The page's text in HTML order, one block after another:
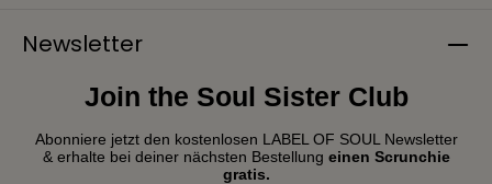
Newsletter
Join the Soul Sister Club
Abonniere jetzt den kostenlosen LABEL OF SOUL Newsletter
& erhalte bei deiner nächsten Bestellung einen Scrunchie
gratis.